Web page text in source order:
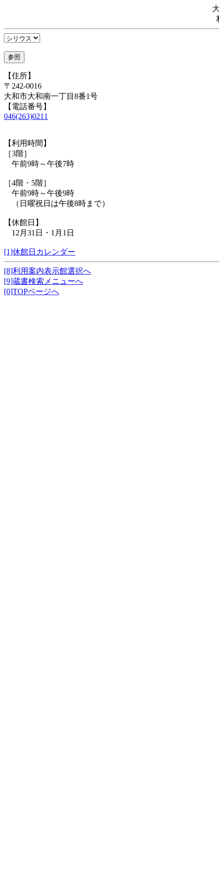
【住所】
〒242-0016
大和市大和南一丁目8番1号
【電話番号】
046(263)0211
【利用時間】
［3階］
午前9時～午後7時
［4階・5階］
午前9時～午後9時
（日曜祝日は午後8時まで）
【休館日】
12月31日・1月1日
[1]休館日カレンダー
[8]利用案内表示館選択へ
[9]蔵書検索メニューへ
[0]TOPページへ